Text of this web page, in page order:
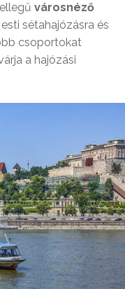
városnéző
sétahajózásra és
csoportokat
a hajózási